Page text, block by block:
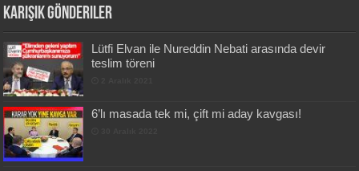
Karışık Gönderiler
Lütfi Elvan ile Nureddin Nebati arasında devir
teslim töreni
6’lı masada tek mi, çift mi aday kavgası!